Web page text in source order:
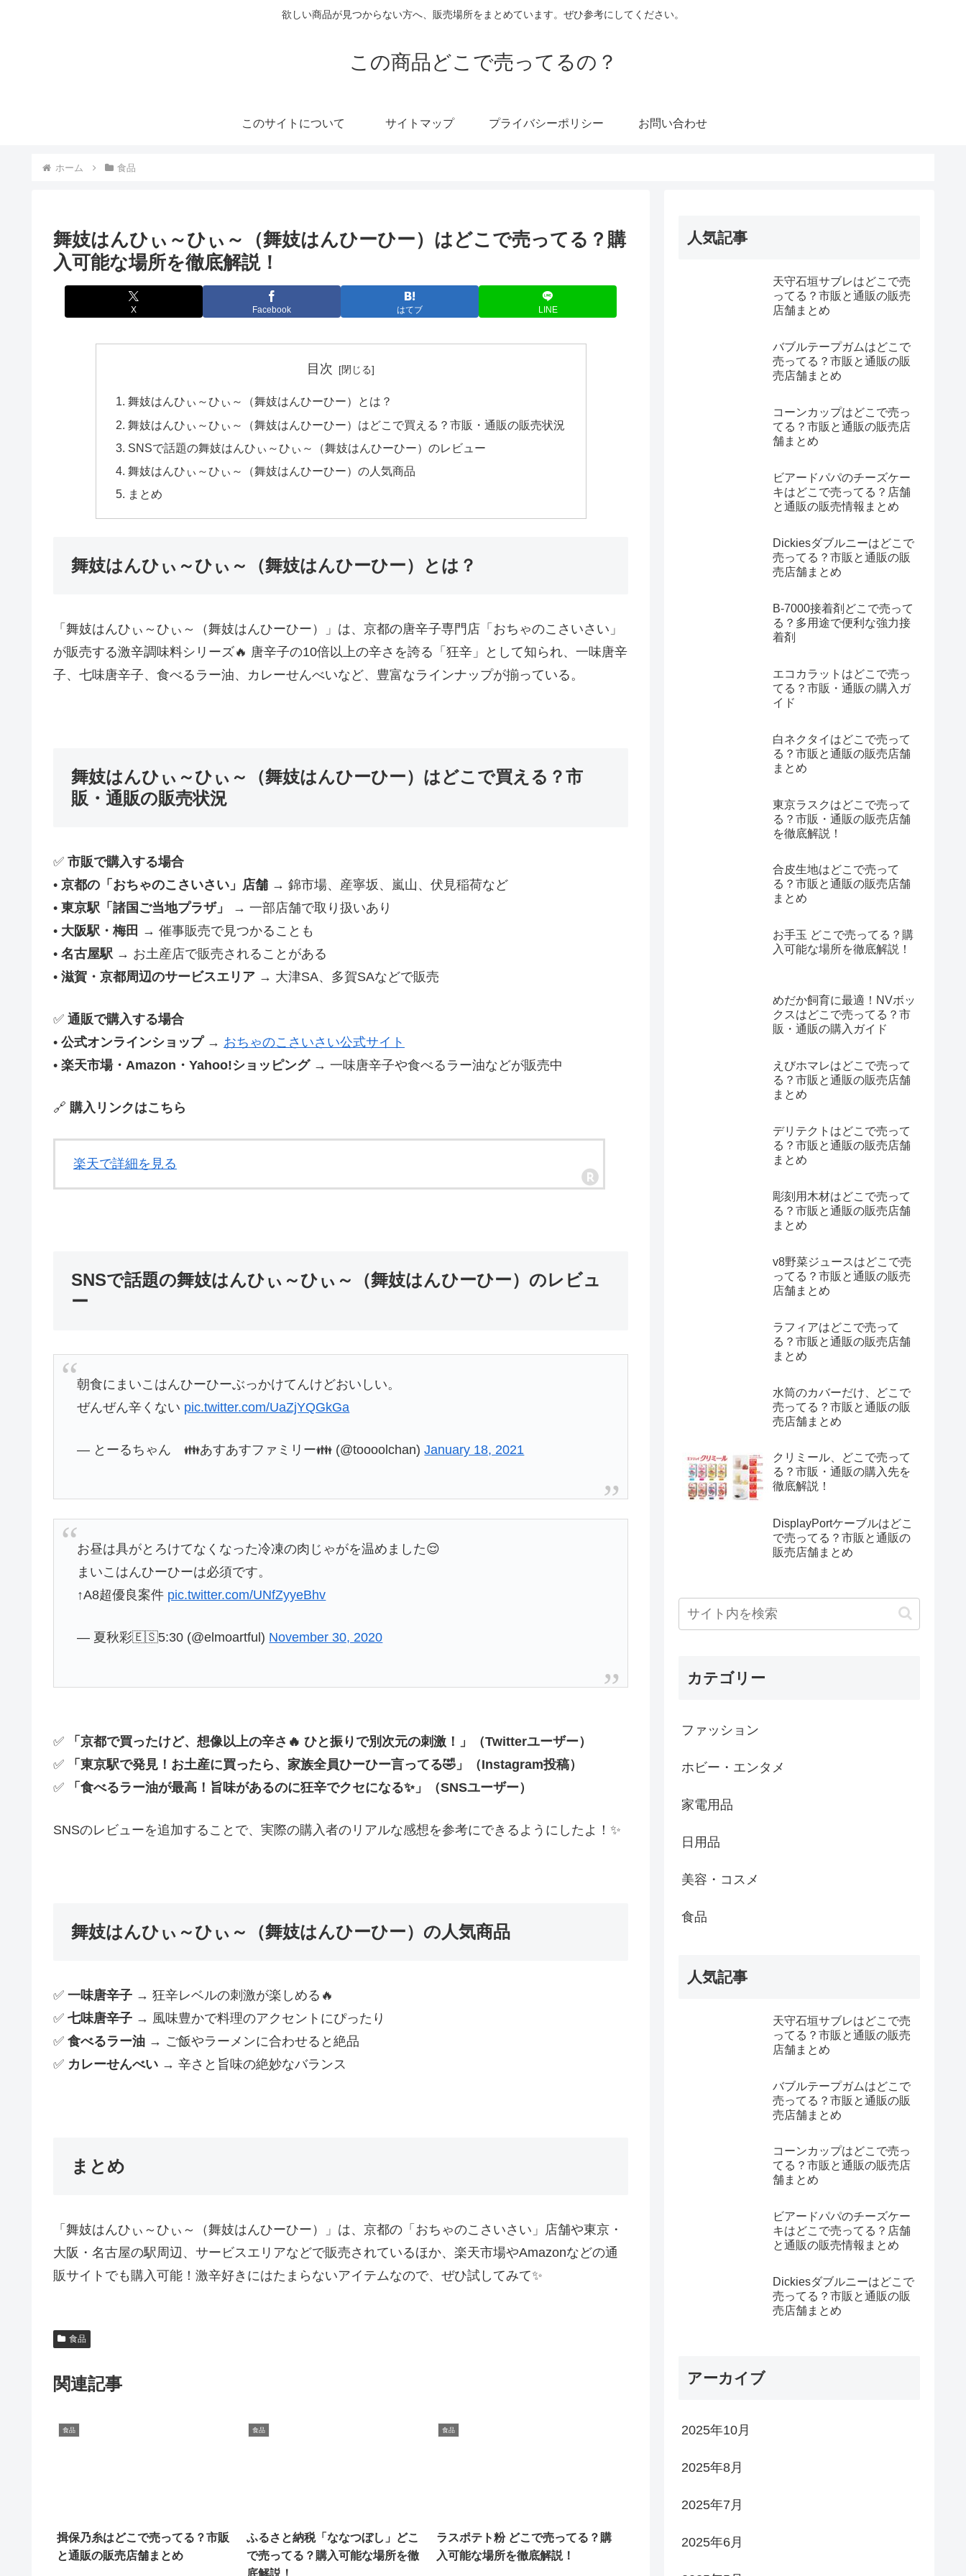
欲しい商品が見つからない方へ、販売場所をまとめています。ぜひ参考にしてください。
この商品どこで売ってるの？
このサイトについて サイトマップ プライバシーポリシー お問い合わせ
ホーム 食品
舞妓はんひぃ～ひぃ～（舞妓はんひーひー）はどこで売ってる？購
入可能な場所を徹底解説！
X Facebook はてブ LINE
目次
舞妓はんひぃ～ひぃ～（舞妓はんひーひー）とは？
舞妓はんひぃ～ひぃ～（舞妓はんひーひー）はどこで買える？市販・通販の販売状況
SNSで話題の舞妓はんひぃ～ひぃ～（舞妓はんひーひー）のレビュー
舞妓はんひぃ～ひぃ～（舞妓はんひーひー）の人気商品
まとめ
舞妓はんひぃ～ひぃ～（舞妓はんひーひー）とは？
「舞妓はんひぃ～ひぃ～（舞妓はんひーひー）」は、京都の唐辛子専門店「おちゃのこさいさい」
が販売する激辛調味料シリーズ🔥 唐辛子の10倍以上の辛さを誇る「狂辛」として知られ、一味唐辛
子、七味唐辛子、食べるラー油、カレーせんべいなど、豊富なラインナップが揃っている。
舞妓はんひぃ～ひぃ～（舞妓はんひーひー）はどこで買える？市
販・通販の販売状況
✅ 市販で購入する場合
• 京都の「おちゃのこさいさい」店舗 → 錦市場、産寧坂、嵐山、伏見稲荷など
• 東京駅「諸国ご当地プラザ」
→ 一部店舗で取り扱いあり
• 大阪駅・梅田 → 催事販売で見つかることも
• 名古屋駅 → お土産店で販売されることがある
• 滋賀・京都周辺のサービスエリア → 大津SA、多賀SAなどで販売
✅ 通販で購入する場合
• 公式オンラインショップ→ おちゃのこさいさい公式サイト
• 楽天市場・Amazon・Yahoo!ショッピング→ 一味唐辛子や食べるラー油などが販売中
🔗 購入リンクはこちら
楽天で詳細を見る
SNSで話題の舞妓はんひぃ～ひぃ～（舞妓はんひーひー）のレビュ
ー
朝食にまいこはんひーひーぶっかけてんけどおいしい。
ぜんぜん辛くない pic.twitter.com/UaZjYQGkGa
— とーるちゃん 👪あすあすファミリー👪 (@toooolchan)January 18, 2021
お昼は具がとろけてなくなった冷凍の肉じゃがを温めました😌
まいこはんひーひーは必須です。
↑A8超優良案件 pic.twitter.com/UNfZyyeBhv
— 夏秋彩🇪🇸5:30 (@elmoartful) November 30, 2020
✅
「京都で買ったけど、想像以上の辛さ🔥 ひと振りで別次元の刺激！」（Twitterユーザー）
✅
「東京駅で発見！お土産に買ったら、家族全員ひーひー言ってる🤣」（Instagram投稿）
✅
「食べるラー油が最高！旨味があるのに狂辛でクセになる✨」（SNSユーザー）
SNSのレビューを追加することで、実際の購入者のリアルな感想を参考にできるようにしたよ！✨
舞妓はんひぃ～ひぃ～（舞妓はんひーひー）の人気商品
✅ 一味唐辛子 → 狂辛レベルの刺激が楽しめる🔥
✅ 七味唐辛子 → 風味豊かで料理のアクセントにぴったり
✅ 食べるラー油 → ご飯やラーメンに合わせると絶品
✅ カレーせんべい → 辛さと旨味の絶妙なバランス
まとめ
「舞妓はんひぃ～ひぃ～（舞妓はんひーひー）」は、京都の「おちゃのこさいさい」店舗や東京・
大阪・名古屋の駅周辺、サービスエリアなどで販売されているほか、楽天市場やAmazonなどの通
販サイトでも購入可能！激辛好きにはたまらないアイテムなので、ぜひ試してみて✨
食品
関連記事
食品
揖保乃糸はどこで売ってる？市販
と通販の販売店舗まとめ
食品
ふるさと納税「ななつぼし」どこ
で売ってる？購入可能な場所を徹
食品
ラスポテト粉 どこで売ってる？購
入可能な場所を徹底解説！
人気記事
天守石垣サブレはどこで売
ってる？市販と通販の販売
店舗まとめ
バブルテープガムはどこで
売ってる？市販と通販の販
売店舗まとめ
コーンカップはどこで売っ
てる？市販と通販の販売店
舗まとめ
ビアードパパのチーズケー
キはどこで売ってる？店舗
と通販の販売情報まとめ
Dickiesダブルニーはどこで
売ってる？市販と通販の販
売店舗まとめ
B-7000接着剤どこで売って
る？多用途で便利な強力接
着剤
エコカラットはどこで売っ
てる？市販・通販の購入ガ
イド
白ネクタイはどこで売って
る？市販と通販の販売店舗
まとめ
東京ラスクはどこで売って
る？市販・通販の販売店舗
を徹底解説！
合皮生地はどこで売って
る？市販と通販の販売店舗
まとめ
お手玉 どこで売ってる？購
入可能な場所を徹底解説！
めだか飼育に最適！NVボッ
クスはどこで売ってる？市
販・通販の購入ガイド
えびホマレはどこで売って
る？市販と通販の販売店舗
まとめ
デリテクトはどこで売って
る？市販と通販の販売店舗
まとめ
彫刻用木材はどこで売って
る？市販と通販の販売店舗
まとめ
v8野菜ジュースはどこで売
ってる？市販と通販の販売
店舗まとめ
ラフィアはどこで売って
る？市販と通販の販売店舗
まとめ
水筒のカバーだけ、どこで
売ってる？市販と通販の販
売店舗まとめ
クリミール、どこで売って
る？市販・通販の購入先を
徹底解説！
DisplayPortケーブルはどこ
で売ってる？市販と通販の
販売店舗まとめ
カテゴリー
ファッション
ホビー・エンタメ
家電用品
日用品
美容・コスメ
食品
人気記事
天守石垣サブレはどこで売
ってる？市販と通販の販売
店舗まとめ
バブルテープガムはどこで
売ってる？市販と通販の販
売店舗まとめ
コーンカップはどこで売っ
てる？市販と通販の販売店
舗まとめ
ビアードパパのチーズケー
キはどこで売ってる？店舗
と通販の販売情報まとめ
Dickiesダブルニーはどこで
売ってる？市販と通販の販
売店舗まとめ
アーカイブ
2025年10月
2025年8月
2025年7月
2025年6月